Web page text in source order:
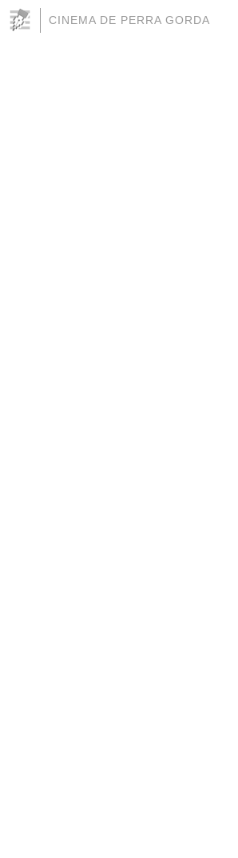
CINEMA DE PERRA GORDA